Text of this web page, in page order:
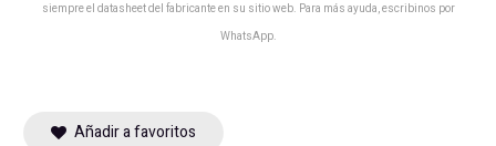
siempre el datasheet del fabricante en su sitio web. Para más ayuda, escribinos por
WhatsApp.
Añadir a favoritos